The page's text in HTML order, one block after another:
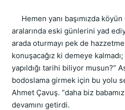
Hemen yanı başımızda
aralarında eski günlerini yad
arada oturmayı pek de
konuşacağız ki demeye
yapıldığı tarihi biliyor musun?”
bodoslama girmek için bu yolu
Ahmet Çavuş. “daha biz
devamını getirdi.